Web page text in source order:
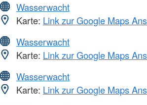
Wasserwacht
Karte: Link zur Google Maps
Wasserwacht
Karte: Link zur Google Maps
Wasserwacht
Karte: Link zur Google Maps